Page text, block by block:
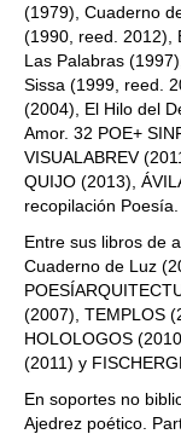
(1979), Cuaderno
(1990, reed. 2012),
Las Palabras
Sissa (1999, reed.
(2004), El Hilo del
Amor. 32 POE+
VISUALABREV
QUIJO (2013),
recopilación Poesía.
Entre sus libros de
Cuaderno de Luz
(2007), TEMPLOS
HOLOLOGOS
(2011) y
En soportes no
Ajedrez poético.